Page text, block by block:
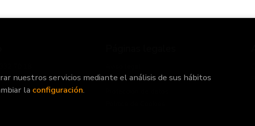
de contacto
Condiciones de venta
nuestros servicios mediante el análisis de sus hábitos
la configuración.